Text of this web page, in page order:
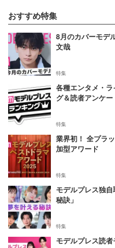
おすすめ特集
8月のカバーモデ
文哉
特集
各種エンタメ・
グ＆読者アンケ
特集
業界初！ 全プラ
加型アワード
特集
モデルプレス独
秘訣」
特集
モデルプレス読